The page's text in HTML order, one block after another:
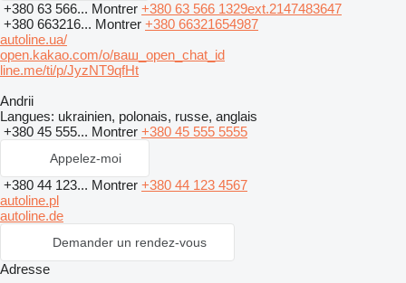
+380 63 566... Montrer +380 63 566 1329ext.2147483647
+380 663216... Montrer +380 66321654987
autoline.ua/
open.kakao.com/o/ваш_open_chat_id
line.me/ti/p/JyzNT9qfHt
Andrii
Langues: ukrainien, polonais, russe, anglais
+380 45 555... Montrer +380 45 555 5555
Appelez-moi
+380 44 123... Montrer +380 44 123 4567
autoline.pl
autoline.de
Demander un rendez-vous
Adresse